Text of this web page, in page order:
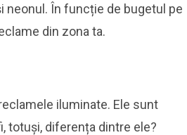
neonul. În funcție de bugetul pe
din zona ta.
iluminate. Ele sunt
totuși, diferența dintre ele?